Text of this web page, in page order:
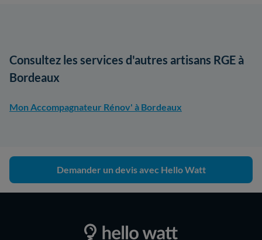
Consultez les services d'autres artisans RGE à
Bordeaux
Mon Accompagnateur Rénov' à Bordeaux
Demander un devis avec Hello Watt